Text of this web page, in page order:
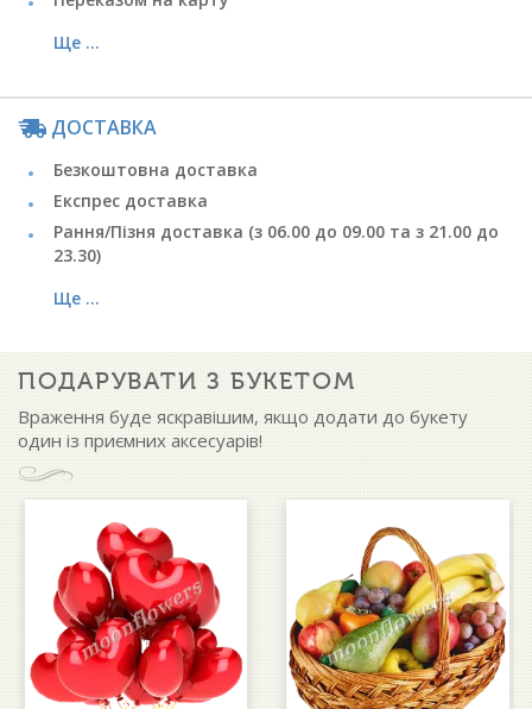
Ще ...
ДОСТАВКА
Безкоштовна доставка
Експрес доставка
Рання/Пізня доставка (з 06.00 до 09.00 та з 21.00 до
23.30)
Ще ...
ПОДАРУВАТИ З БУКЕТОМ
Враження буде яскравішим, якщо додати до букету
один із приємних аксесуарів!